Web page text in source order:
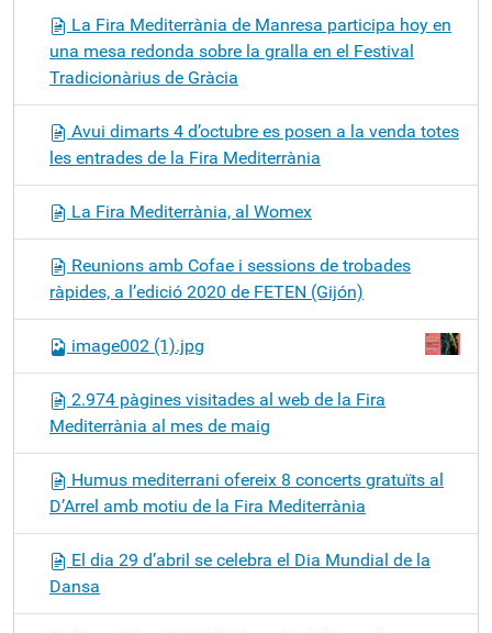
La Fira Mediterrània de Manresa participa hoy en
una mesa redonda sobre la gralla en el Festival
Tradicionàrius de Gràcia
Avui dimarts 4 d’octubre es posen a la venda totes
les entrades de la Fira Mediterrània
La Fira Mediterrània, al Womex
Reunions amb Cofae i sessions de trobades
ràpides, a l’edició 2020 de FETEN (Gijón)
image002 (1).jpg
2.974 pàgines visitades al web de la Fira
Mediterrània al mes de maig
Humus mediterrani ofereix 8 concerts gratuïts al
D’Arrel amb motiu de la Fira Mediterrània
El dia 29 d’abril se celebra el Dia Mundial de la
Dansa